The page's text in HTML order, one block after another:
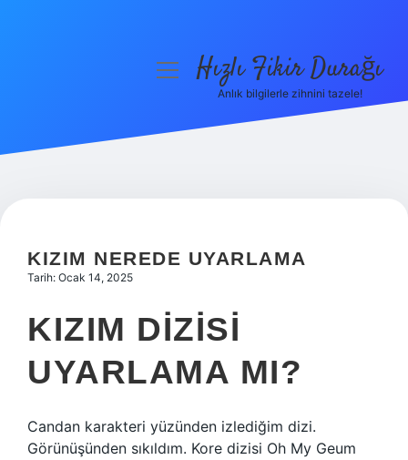
Hakkımızda
menüyüHızlı Fikir Durağı
Anlık bilgilerle zihnini tazele!
KIZIM NEREDE UYARLAMA
Tarih: Ocak 14, 2025
KIZIM DIZISI
UYARLAMA MI?
Candan karakteri yüzünden izlediğim dizi.
Görünüşünden sıkıldım. Kore dizisi Oh My Geum